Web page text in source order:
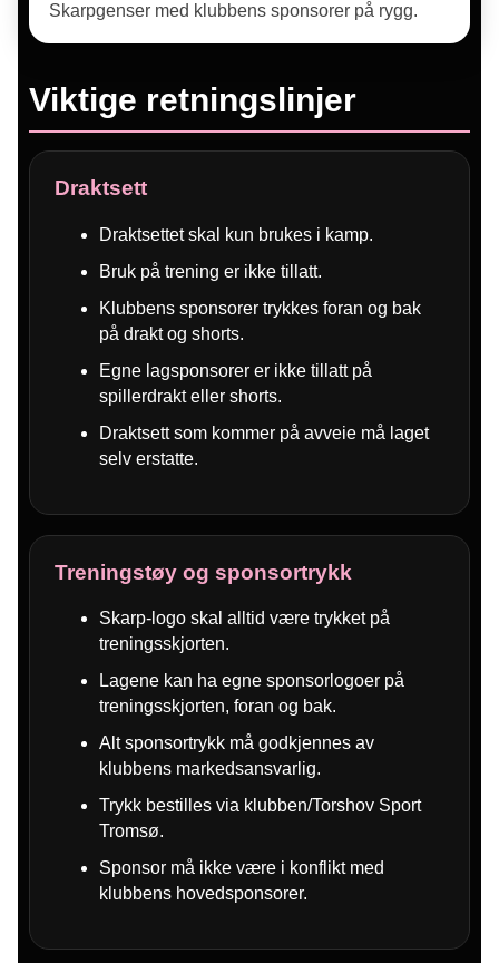
Skarpgenser med klubbens sponsorer på rygg.
Viktige retningslinjer
Draktsett
Draktsettet skal kun brukes i kamp.
Bruk på trening er ikke tillatt.
Klubbens sponsorer trykkes foran og bak
på drakt og shorts.
Egne lagsponsorer er ikke tillatt på
spillerdrakt eller shorts.
Draktsett som kommer på avveie må laget
selv erstatte.
Treningstøy og sponsortrykk
Skarp-logo skal alltid være trykket på
treningsskjorten.
Lagene kan ha egne sponsorlogoer på
treningsskjorten, foran og bak.
Alt sponsortrykk må godkjennes av
klubbens markedsansvarlig.
Trykk bestilles via klubben/Torshov Sport
Tromsø.
Sponsor må ikke være i konflikt med
klubbens hovedsponsorer.